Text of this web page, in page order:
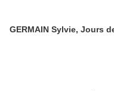
GERMAIN Sylvie, Jours